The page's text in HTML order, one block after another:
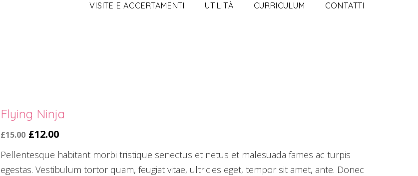
VISITE E ACCERTAMENTI UTILITÀ CURRICULUM CONTATTI
Flying Ninja
£15.00 £12.00
Pellentesque habitant morbi tristique senectus et netus et malesuada fames ac turpis
egestas. Vestibulum tortor quam, feugiat vitae, ultricies eget, tempor sit amet, ante. Donec